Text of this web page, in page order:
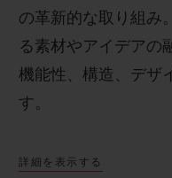
の革新的な取り組み
る素材やアイデアの
機能性、構造、デザ
す。
詳細を表示する